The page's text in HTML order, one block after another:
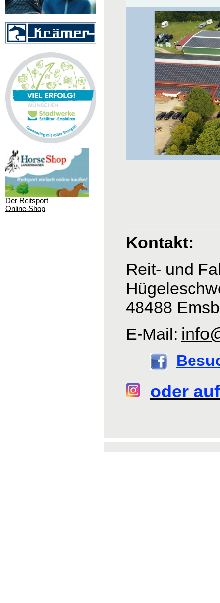
Der Reitsport
Online-Shop
Kontakt:
Reit- und
48488
E-Mail:
oder